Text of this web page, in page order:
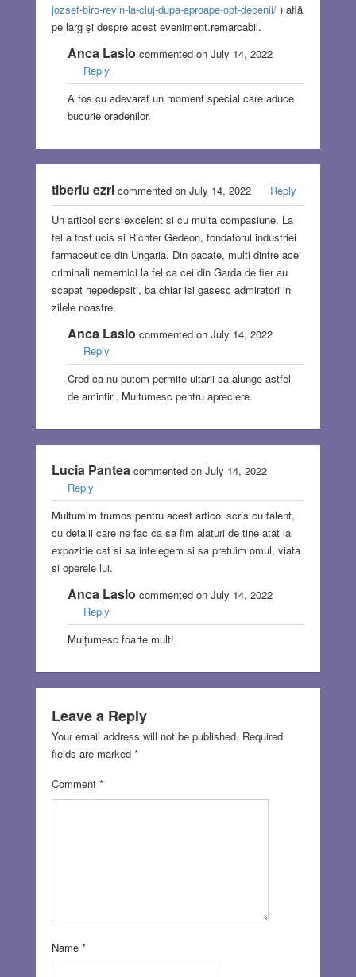
jozsef-biro-revin-la-cluj-dupa-aproape-opt-decenii/) află
pe larg şi despre acest eveniment.remarcabil.
Anca Laslo commented on July 14, 2022
Reply
A fos cu adevarat un moment special care aduce
bucurie oradenilor.
tiberiu ezricommented on July 14, 2022
Reply
Un articol scris excelent si cu multa compasiune. La
fel a fost ucis si Richter Gedeon, fondatorul industriei
farmaceutice din Ungaria. Din pacate, multi dintre acei
criminali nemernici la fel ca cei din Garda de fier au
scapat nepedepsiti, ba chiar isi gasesc admiratori in
zilele noastre.
Anca Laslo commented on July 14, 2022
Reply
Cred ca nu putem permite uitarii sa alunge astfel
de amintiri. Multumesc pentru apreciere.
Lucia Pantea commented on July 14, 2022
Reply
Multumim frumos pentru acest articol scris cu talent,
cu detalii care ne fac ca sa fim alaturi de tine atat la
expozitie cat si sa intelegem si sa pretuim omul, viata
si operele lui.
Anca Laslo commented on July 14, 2022
Reply
Mulțumesc foarte mult!
Leave a Reply
Your email address will not be published. Required
fields are marked *
Comment *
Name *